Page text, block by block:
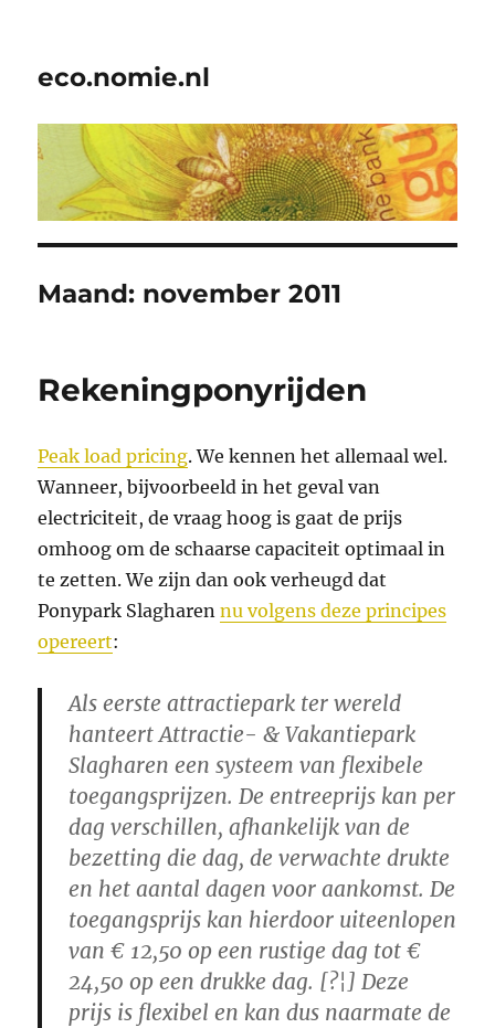
eco.nomie.nl
Maand: november 2011
Rekeningponyrijden
Peak load pricing. We kennen het allemaal wel.
Wanneer, bijvoorbeeld in het geval van
electriciteit, de vraag hoog is gaat de prijs
omhoog om de schaarse capaciteit optimaal in
te zetten. We zijn dan ook verheugd dat
Ponypark Slagharennu volgens deze principes
opereert:
Als eerste attractiepark ter wereld
hanteert Attractie- & Vakantiepark
Slagharen een systeem van flexibele
toegangsprijzen. De entreeprijs kan per
dag verschillen, afhankelijk van de
bezetting die dag, de verwachte drukte
en het aantal dagen voor aankomst. De
toegangsprijs kan hierdoor uiteenlopen
van € 12,50 op een rustige dag tot €
24,50 op een drukke dag. [?¦] Deze
prijs is flexibel en kan dus naarmate de